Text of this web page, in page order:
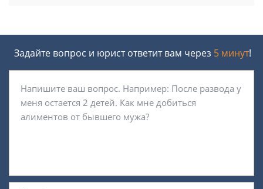
Задайте вопрос и юрист ответит вам через 5 минут!